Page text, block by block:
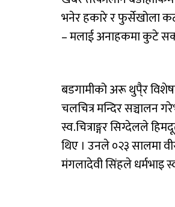
भनेर हकारे र फुर्सेखोला
– मलाई अनाहकमा कुटे
बडगामीको अरू थुपै्र
चलचित्र मन्दिर सञ्चालन
स्व.चित्राङ्गर सिग्देलले
थिए । उनले ०२३ सालमा
मंगलादेवी सिंहले धर्मभाइ